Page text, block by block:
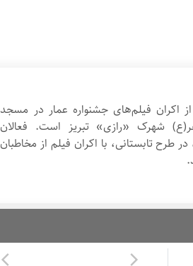
از اکران فیلم‌های جشنواره عمار در مسجد
شهرک «رازی» تبریز است. فعالان
طرح تابستانی، با اکران فیلم از مخاطبان